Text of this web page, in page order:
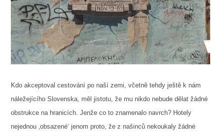
Kdo akceptoval cestování po naší zemi, včetně tehdy ještě k nám
náležejícího Slovenska, měl jistotu, že mu nikdo nebude dělat žádné
obstrukce na hranicích. Jenže co to znamenalo navrch? Hotely
nejednou ‚obsazené‘ jenom proto, že z našinců nekoukaly žádné